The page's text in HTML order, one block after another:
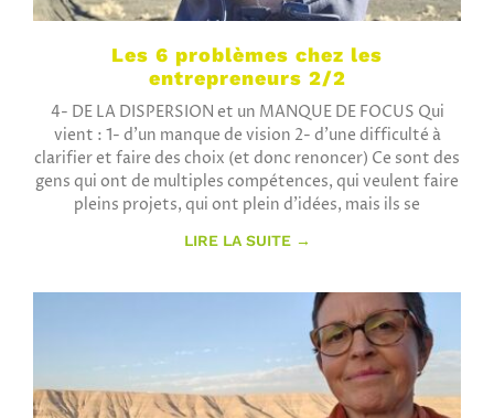
Les 6 problèmes chez les
entrepreneurs 2/2
4- DE LA DISPERSION et un MANQUE DE FOCUS Qui
vient : 1- d’un manque de vision 2- d’une difficulté à
clarifier et faire des choix (et donc renoncer) Ce sont des
gens qui ont de multiples compétences, qui veulent faire
pleins projets, qui ont plein d’idées, mais ils se
LIRE LA SUITE →